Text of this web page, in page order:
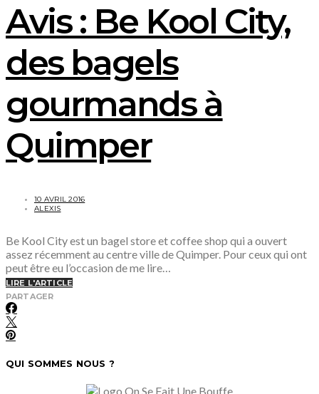
Avis : Be Kool City,
des bagels
gourmands à
Quimper
10 AVRIL 2016
ALEXIS
Be Kool City est un bagel store et coffee shop qui a ouvert
assez récemment au centre ville de Quimper. Pour ceux qui ont
peut être eu l’occasion de me lire…
LIRE L'ARTICLE
PARTAGER
QUI SOMMES NOUS ?